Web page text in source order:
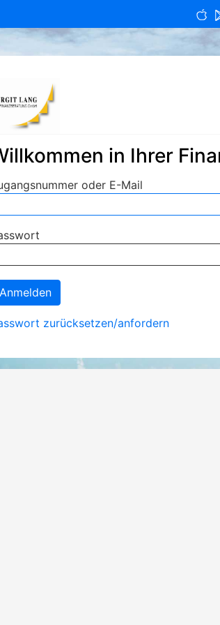
in Ihrer
zur Sucheoder E-Mail
zur Suche
Anmelden
zurücksetzen/­anfordern